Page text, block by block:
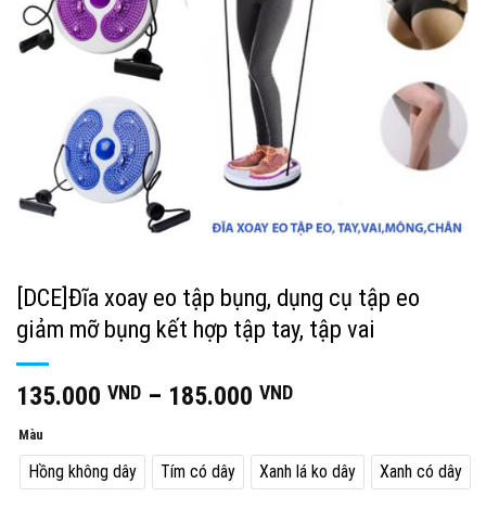
[DCE]Đĩa xoay eo tập bụng, dụng cụ tập eo
giảm mỡ bụng kết hợp tập tay, tập vai
135.000 VND – 185.000 VND
Màu
Hồng không dây Tím có dây Xanh lá ko dây Xanh có dây